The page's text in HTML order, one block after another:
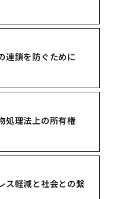
連鎖を防ぐために
処理法上の所有権
ス軽減と社会との繋